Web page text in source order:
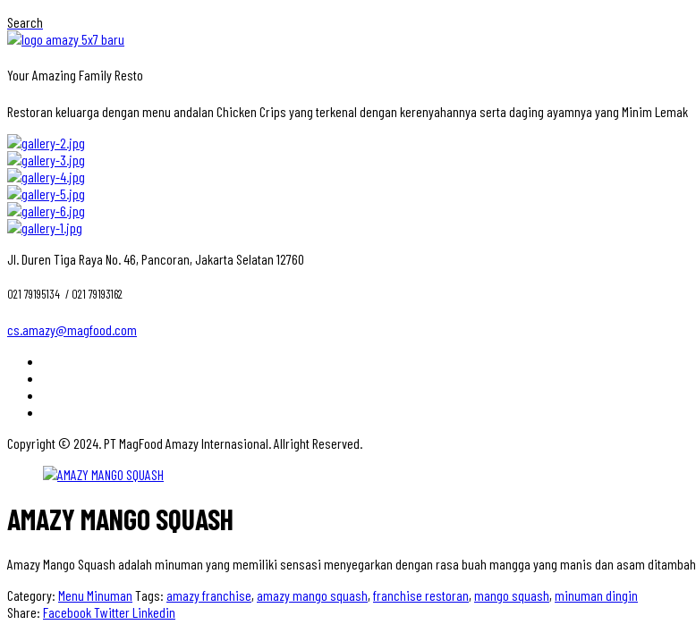
Search
Your Amazing Family Resto
Restoran keluarga dengan menu andalan Chicken Crips yang terkenal dengan kerenyahannya serta daging ayamnya yang Minim Lemak
Jl. Duren Tiga Raya No. 46, Pancoran, Jakarta Selatan 12760
021 79195134 ‎ / 021 79193162
cs.amazy@magfood.com
Copyright © 2024. PT MagFood Amazy Internasional. Allright Reserved.
AMAZY MANGO SQUASH
Amazy Mango Squash adalah minuman yang memiliki sensasi menyegarkan dengan rasa buah mangga yang manis dan asam
Category: Menu Minuman Tags: amazy franchise, amazy mango squash, franchise restoran, mango squash, minuman dingin
Share: FacebookTwitterLinkedin